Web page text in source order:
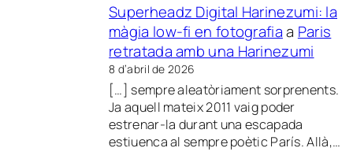
Superheadz Digital Harinezumi: la
màgia low-fi en fotografiaa Paris
retratada amb una Harinezumi
8 d’abril de 2026
[…] sempre aleatòriament sorprenents.
Ja aquell mateix 2011 vaig poder
estrenar-la durant una escapada
estiuenca al sempre poètic París. Allà,…